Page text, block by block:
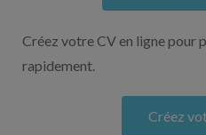
Créez votre CV en ligne pour
rapidement.
Créez